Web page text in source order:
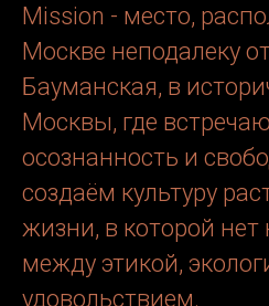
Mission - место,
Москве неподалеку
Бауманская, в
Москвы, где
осознанность и
создаём культуру
жизни, в которой
между этикой,
удовольствием.